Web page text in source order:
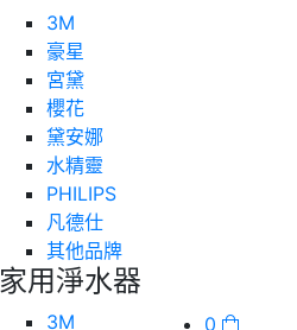
3M
豪星
宮黛
櫻花
黛安娜
水精靈
PHILIPS
凡德仕
其他品牌
家用淨水器
3M
0